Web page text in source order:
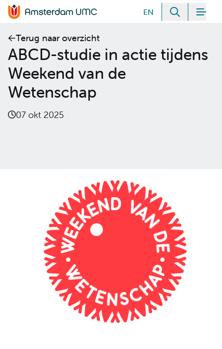
Meteen naar de content
Home van Amsterdam UMC
EN Zoeken
ABCD-studie in actie tijdens
Weekend van de
Wetenschap
07 okt 2025
Terug naar overzicht